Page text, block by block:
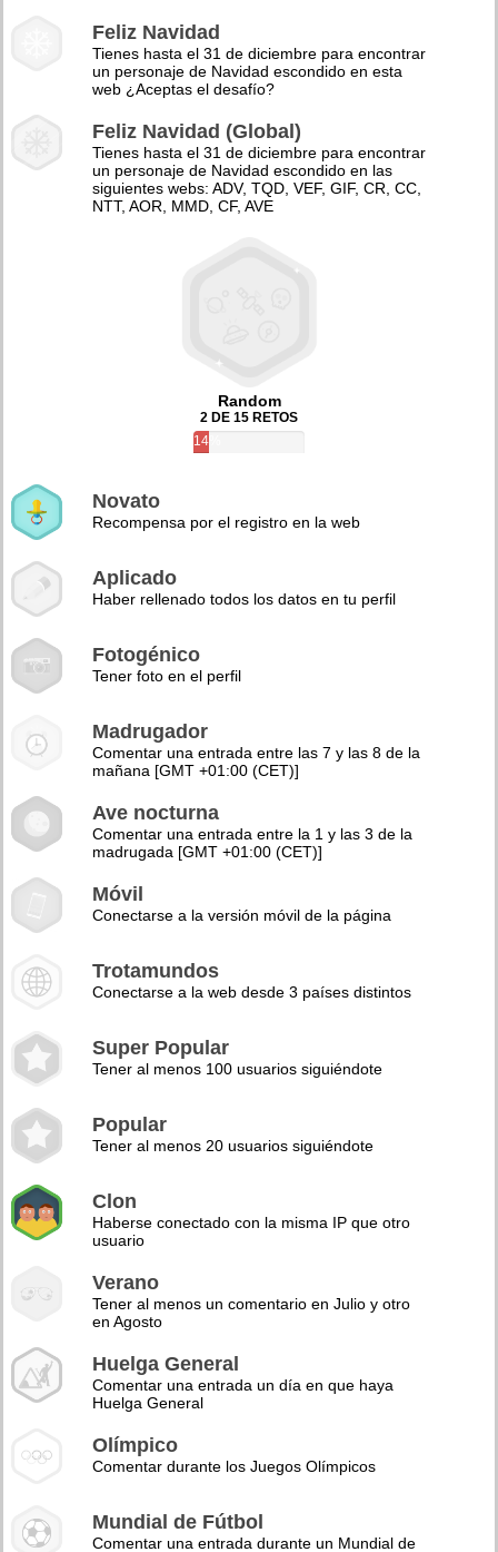
Feliz Navidad
Tienes hasta el 31 de diciembre para encontrar
un personaje de Navidad escondido en esta
web ¿Aceptas el desafío?
Feliz Navidad (Global)
Tienes hasta el 31 de diciembre para encontrar
un personaje de Navidad escondido en las
siguientes webs: ADV, TQD, VEF, GIF, CR, CC,
NTT, AOR, MMD, CF, AVE
Random
2 DE 15 RETOS
14%
Novato
Recompensa por el registro en la web
Aplicado
Haber rellenado todos los datos en tu perfil
Fotogénico
Tener foto en el perfil
Madrugador
Comentar una entrada entre las 7 y las 8 de la
mañana [GMT +01:00 (CET)]
Ave nocturna
Comentar una entrada entre la 1 y las 3 de la
madrugada [GMT +01:00 (CET)]
Móvil
Conectarse a la versión móvil de la página
Trotamundos
Conectarse a la web desde 3 países distintos
Super Popular
Tener al menos 100 usuarios siguiéndote
Popular
Tener al menos 20 usuarios siguiéndote
Clon
Haberse conectado con la misma IP que otro
usuario
Verano
Tener al menos un comentario en Julio y otro
en Agosto
Huelga General
Comentar una entrada un día en que haya
Huelga General
Olímpico
Comentar durante los Juegos Olímpicos
Mundial de Fútbol
Comentar una entrada durante un Mundial de